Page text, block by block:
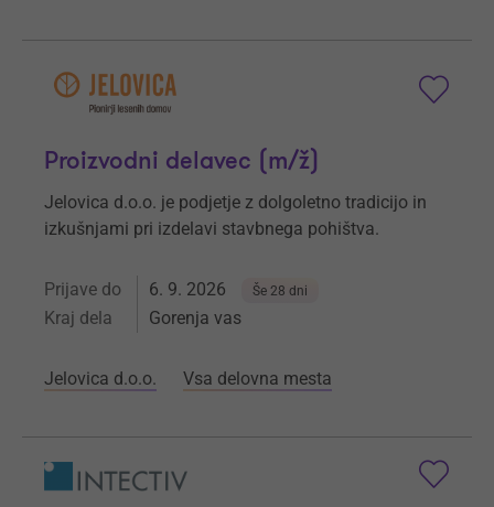
Proizvodni delavec (m/ž)
Jelovica d.o.o. je podjetje z dolgoletno tradicijo in
izkušnjami pri izdelavi stavbnega pohištva.
Prijave do 6. 9. 2026 Še 28 dni
Kraj dela Gorenja vas
Jelovica d.o.o. Vsa delovna mesta